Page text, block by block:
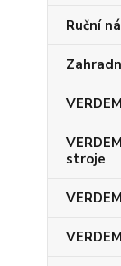
Ruční
stroje